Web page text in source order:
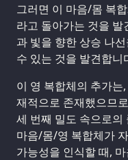
그러면 이 마음/몸 복
라고 돌아가는 것을
과 빛을 향한 상승 나
수 있는 것을 발견합니
이 영 복합체의 추가
재적으로 존재했으므
세 번째 밀도 속으로의
마음/몸/영 복합체가
가능성을 인식할 때,